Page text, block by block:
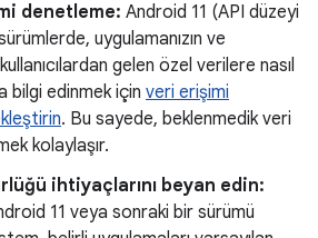
denetleme: Android 11 (API düzeyi
uygulamanızın ve
kullanıcılardan gelen özel verilere nasıl
bilgi edinmek için veri erişimi
. Bu sayede, beklenmedik veri
kolaylaşır.
ihtiyaçlarını beyan edin:
11 veya sonraki bir sürümü